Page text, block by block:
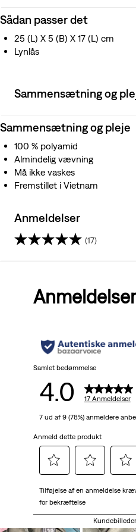
Sådan passer det
25 (L) X 5 (B) X 17 (L) cm
Lynlås
Sammensætning og
Sammensætning og pleje
100 % polyamid
Almindelig vævning
Må ikke vaskes
Fremstillet i Vietnam
Anmeldelser
(17)
stjerner.
anmeldelser
Anmeldelser
Samlet bedømmelse
4.0 17 Anmeldelser
7 ud af 9 (78%) anmeldere
Anmeld dette produkt
for
at
for
at
bedømme
for
Tilføjelse af en anmeldelse
for bekræftelse